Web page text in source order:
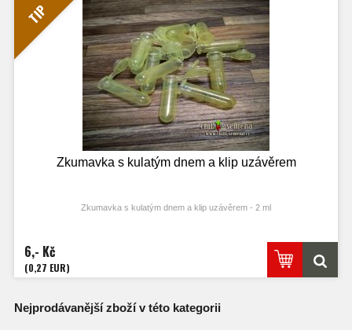
TIP
Zkumavka s kulatým dnem a klip uzávěrem
Zkumavka s kulatým dnem a klip uzávěrem - 2 ml
6,- Kč
(0,27 EUR)
Nejprodávanější zboží v této kategorii